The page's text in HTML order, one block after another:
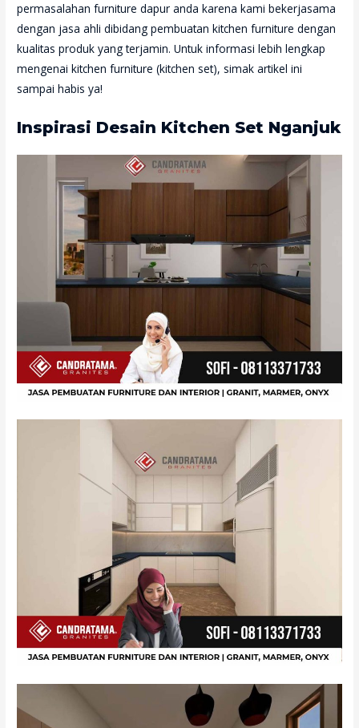
permasalahan furniture dapur anda karena kami bekerjasama
dengan jasa ahli dibidang pembuatan kitchen furniture dengan
kualitas produk yang terjamin. Untuk informasi lebih lengkap
mengenai kitchen furniture (kitchen set), simak artikel ini
sampai habis ya!
Inspirasi Desain Kitchen Set Nganjuk